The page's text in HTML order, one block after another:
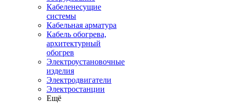
Кабеленесущие
системы
Кабельная арматура
Кабель обогрева,
архитектурный
обогрев
Электроустановочные
изделия
Электродвигатели
Электростанции
Ещё